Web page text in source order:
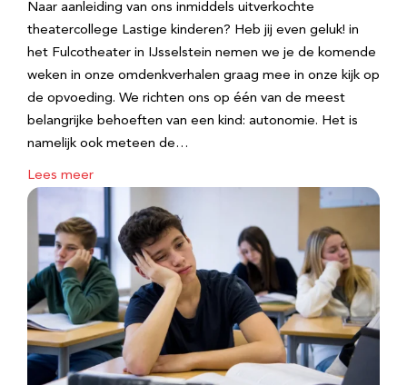
Naar aanleiding van ons inmiddels uitverkochte
theatercollege Lastige kinderen? Heb jij even geluk! in
het Fulcotheater in IJsselstein nemen we je de komende
weken in onze omdenkverhalen graag mee in onze kijk op
de opvoeding. We richten ons op één van de meest
belangrijke behoeften van een kind: autonomie. Het is
namelijk ook meteen de…
Lees meer